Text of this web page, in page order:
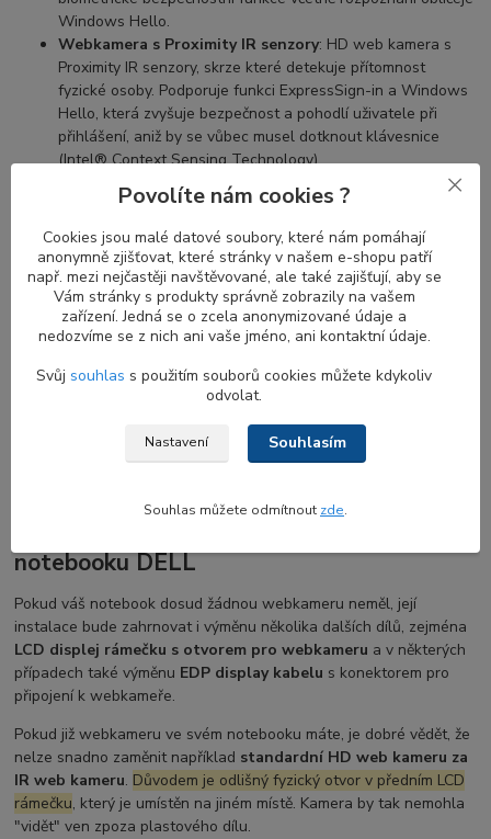
Windows Hello.
Webkamera s Proximity IR senzory: HD web kamera s
Proximity IR senzory, skrze které detekuje přítomnost
fyzické osoby. Podporuje funkci ExpressSign-in a Windows
Hello, která zvyšuje bezpečnost a pohodlí uživatele při
přihlášení, aniž by se vůbec musel dotknout klávesnice
(Intel® Context Sensing Technology).
Výhody proximity senzorů u Infrared web
kamery
Proximity senzor je určen k detekci pohybu. Kombinace proximity
senzoru a IR kameryje ideální kombinací pro zvýšení bezpečnosti
jakmile se vrátíte, obrazovka se zapne aIR kamera začne hledat
Proximity senzor
je stále užitečný pro automatické zamykání vašeho notebooku,
notebooku DELL
Pokud váš notebook dosud žádnou webkameru neměl, její
instalace bude zahrnovat i výměnu několika dalších dílů, zejména
LCD displej rámečku s otvorem pro webkameru a v některých
případech také výměnu EDP display kabelu s konektorem pro
připojení k webkameře.
Pokud již webkameru ve svém notebooku máte, je dobré vědět, že
nelze snadno zaměnit například standardní HD web kameru za
IR web kameru. Důvodem je odlišný fyzický otvor v předním LCD
rámečku, který je umístěn na jiném místě. Kamera by tak nemohla
"vidět" ven zpoza plastového dílu.
Povolíte nám cookies ?
Cookies jsou malé datové soubory, které nám pomáhají
anonymně zjišťovat, které stránky v našem e-shopu patří
např. mezi nejčastěji navštěvované, ale také zajišťují, aby se
Vám stránky s produkty správně zobrazily na vašem
zařízení. Jedná se o zcela anonymizované údaje a
nedozvíme se z nich ani vaše jméno, ani kontaktní údaje.
Svůj souhlas s použitím souborů cookies můžete kdykoliv
odvolat.
Nastavení Souhlasím
Souhlas můžete odmítnout zde.